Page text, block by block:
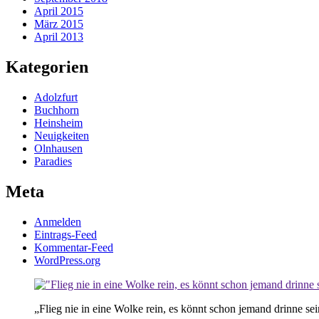
April 2015
März 2015
April 2013
Kategorien
Adolzfurt
Buchhorn
Heinsheim
Neuigkeiten
Olnhausen
Paradies
Meta
Anmelden
Eintrags-Feed
Kommentar-Feed
WordPress.org
„Flieg nie in eine Wolke rein, es könnt schon jemand drinne